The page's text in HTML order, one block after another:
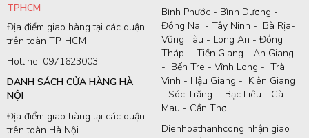
TPHCM
Địa điểm giao hàng tại các quận
trên toàn TP. HCM
Hotline: 0971623003
DANH SÁCH CỬA HÀNG HÀ
NỘI
Địa điểm giao hàng tại các quận
trên toàn Hà Nội
Bình Phước - Bình Dương -
Đồng Nai - Tây Ninh - Bà Rịa-
Vũng Tàu - Long An - Đồng
Tháp - Tiền Giang - An Giang
- Bến Tre - Vĩnh Long - Trà
Vinh - Hậu Giang - Kiên Giang
- Sóc Trăng - Bạc Liêu - Cà
Mau - Cần Thơ
Dienhoathanhcong nhận giao